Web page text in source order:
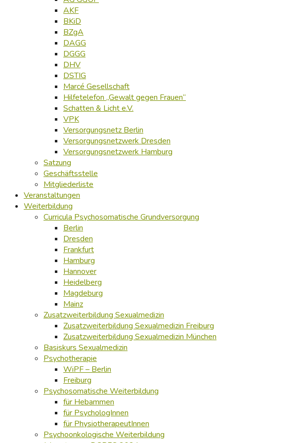
AKF
BKiD
BZgA
DAGG
DGGG
DHV
DSTIG
Marcé Gesellschaft
Hilfetelefon „Gewalt gegen Frauen“
Schatten & Licht e.V.
VPK
Versorgungsnetz Berlin
Versorgungsnetzwerk Dresden
Versorgungsnetzwerk Hamburg
Satzung
Geschäftsstelle
Mitgliederliste
Veranstaltungen
Weiterbildung
Curricula Psychosomatische Grundversorgung
Berlin
Dresden
Frankfurt
Hamburg
Hannover
Heidelberg
Magdeburg
Mainz
Zusatzweiterbildung Sexualmedizin
Zusatzweiterbildung Sexualmedizin Freiburg
Zusatzweiterbildung Sexualmedizin München
Basiskurs Sexualmedizin
Psychotherapie
WiPF – Berlin
Freiburg
Psychosomatische Weiterbildung
für Hebammen
für PsychologInnen
für PhysiotherapeutInnen
Psychoonkologische Weiterbildung